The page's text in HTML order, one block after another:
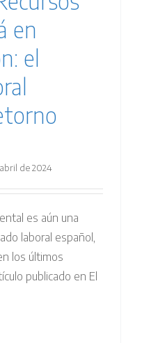
en
el
de 2024
es aún una
laboral español,
los últimos
publicado en El